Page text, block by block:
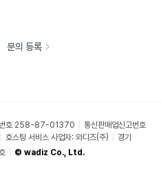
문의 등록
번호 258-87-01370
통신판매업신고번호
호스팅 서비스 사업자: 와디즈(주)
경기
© wadiz Co., Ltd.